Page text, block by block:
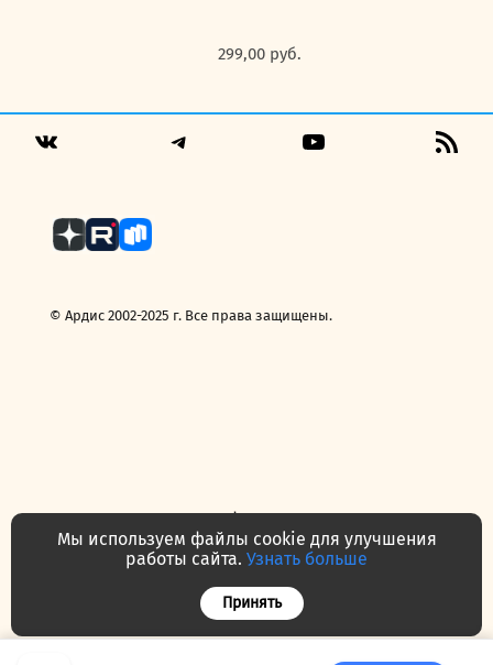
299,00 руб.
© Ардис 2002-2025 г. Все права защищены.
Политика конфиденциальности
Договор — публичная оферта
Часто задаваемые вопросы
Контакты
Мы используем файлы cookie для улучшения
работы сайта. Узнать больше
Принять